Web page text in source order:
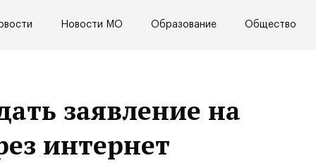
Новости МО Образование Общество
заявление на
интернет